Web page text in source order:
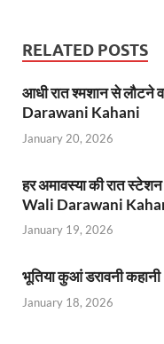
RELATED POSTS
आधी रात श्मशान से लौटने
Darawani Kahani
January 20, 2026
हर अमावस्या की रात
Wali Darawani
January 19, 2026
भूतिया कुआं डरावनी कहानी
January 18, 2026